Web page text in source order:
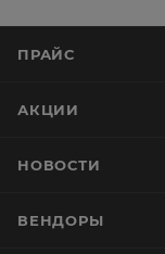
ПРАЙС
АКЦИИ
НОВОСТИ
ВЕНДОРЫ